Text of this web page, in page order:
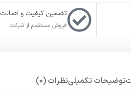
تضمین کیفیت و اصالت
فروش مستقیم از شرکت
توضیحات تکمیلینظرات (0)